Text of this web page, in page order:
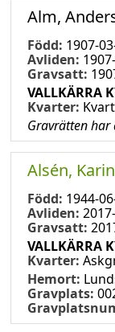
Alm,
Född: 1907-
Avliden:
Gravsatt:
VALLKÄRRA
Kvarter:
Gravrätten
Alsén,
Född: 1944-
Avliden:
Gravsatt:
VALLKÄRRA
Kvarter:
Hemort:
Gravplats: